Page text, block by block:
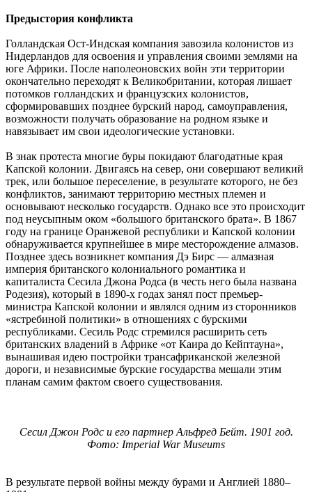
Предыстория конфликта
Голландская Ост-Индская компания завозила колонистов из
Нидерландов для освоения и управления своими землями на
юге Африки. После наполеоновских войн эти территории
окончательно переходят к Великобритании, которая лишает
потомков голландских и французских колонистов,
сформировавших позднее бурский народ, самоуправления,
возможности получать образование на родном языке и
навязывает им свои идеологические установки.
В знак протеста многие буры покидают благодатные края
Капской колонии. Двигаясь на север, они совершают великий
трек, или большое переселение, в результате которого, не без
конфликтов, занимают территорию местных племен и
основывают несколько государств. Однако все это происходит
под неусыпным оком «большого британского брата». В 1867
году на границе Оранжевой республики и Капской колонии
обнаруживается крупнейшее в мире месторождение алмазов.
Позднее здесь возникнет компания Дэ Бирс — алмазная
империя британского колониального романтика и
капиталиста Сесила Джона Родса (в честь него была названа
Родезия), который в 1890-х годах занял пост премьер-
министра Капской колонии и являлся одним из сторонников
«ястребиной политики» в отношениях с бурскими
республиками. Сесиль Родс стремился расширить сеть
британских владений в Африке «от Каира до Кейптауна»,
вынашивая идею постройки трансафриканской железной
дороги, и независимые бурские государства мешали этим
планам самим фактом своего существования.
Сесил Джон Родс и его партнер Альфред Бейт. 1901 год.
Фото: Imperial War Museums
В результате первой войны между бурами и Англией 1880–